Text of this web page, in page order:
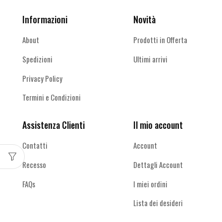
Informazioni
About
Spedizioni
Privacy Policy
Termini e Condizioni
Novità
Prodotti in Offerta
Ultimi arrivi
Assistenza Clienti
Contatti
Recesso
FAQs
Il mio account
Account
Dettagli Account
I miei ordini
Lista dei desideri